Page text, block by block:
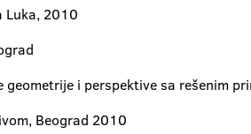
Luka, 2010
i perspektive sa rešenim
Beograd 2010